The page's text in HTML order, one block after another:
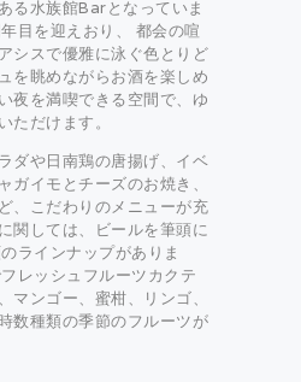
る水族館Barとなっていま
目を迎えおり、 都会の喧
シスで優雅に泳ぐ色とりど
を眺めながらお酒を楽しめ
夜を満喫できる空間で、ゆ
ただけます。
ダや日南鶏の唐揚げ、イベ
ガイモとチーズのお焼き、
、こだわりのメニューが充
関しては、ビールを筆頭に
ラインナップがありま
レッシュフルーツカクテ
マンゴー、蜜柑、リンゴ、
数種類の季節のフルーツが